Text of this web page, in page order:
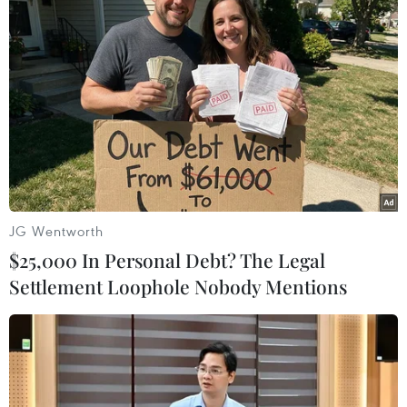
Australia điều tra vụ hai
máy bay suýt va chạm tại
sân bay Sydney
09/08/2026 07:04
Chiến dịch siết nhập cư
của Mỹ tăng tốc, ICE bắt
giữ 51.000 người
09/08/2026 06:56
Cháy rừng nghiêm trọng
tại Canada, cảnh báo lũ
quét ở Đông Nam nước Mỹ
09/08/2026 06:28
Màn pháo hoa mừng Quốc
khánh Mỹ lập kỷ lục
Guinness thế giới
09/08/2026 06:28
JG Wentworth
$25,000 In Personal Debt? The Legal
Settlement Loophole Nobody Mentions